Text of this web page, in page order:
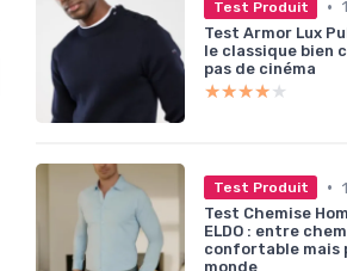
Test Produit •
Test Armor Lux
le classique bien
pas de cinéma
★★★★★
★★★★★
Test Produit •
Test Chemise
ELDO : entre
confortable mais
monde